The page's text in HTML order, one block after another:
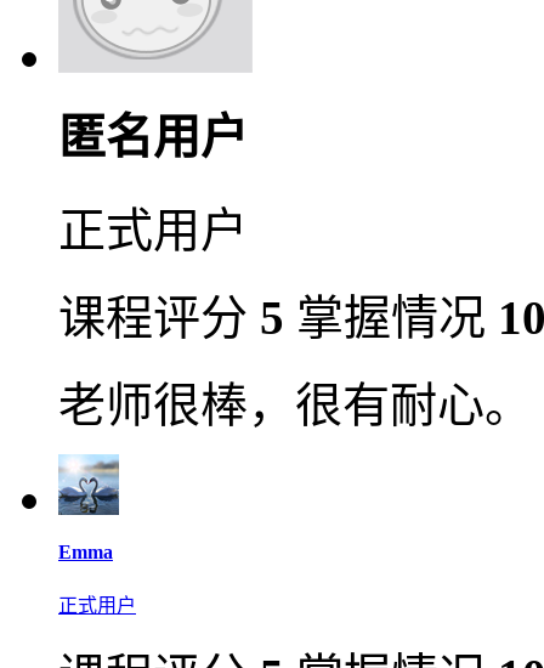
匿名用户
正式用户
课程评分 5 掌握情况
老师很棒，很有耐心。
Emma
正式用户